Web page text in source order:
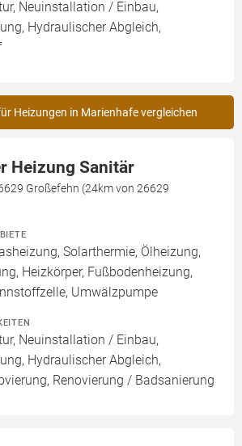
Neuinstallation / Einbau,
Hydraulischer Abgleich,
Heizungen in Marienhafe vergleichen
Heizung Sanitär
Großefehn (24km von 26629
Solarthermie, Ölheizung,
Heizkörper, Fußbodenheizung,
Umwälzpumpe
Neuinstallation / Einbau,
Hydraulischer Abgleich,
Renovierung / Badsanierung